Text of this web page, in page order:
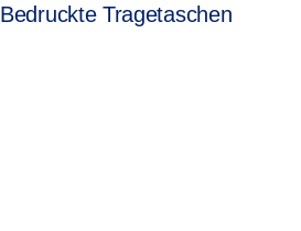
Bedruckte Tragetaschen